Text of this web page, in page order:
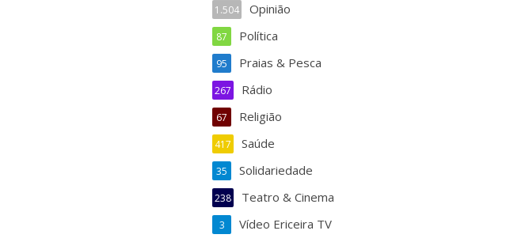
Opinião
1.504
Política
87
Praias & Pesca
95
Rádio
267
Religião
67
Saúde
417
Solidariedade
35
Teatro & Cinema
238
Vídeo Ericeira TV
3